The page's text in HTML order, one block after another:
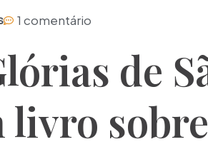
1 comentário
de
livro